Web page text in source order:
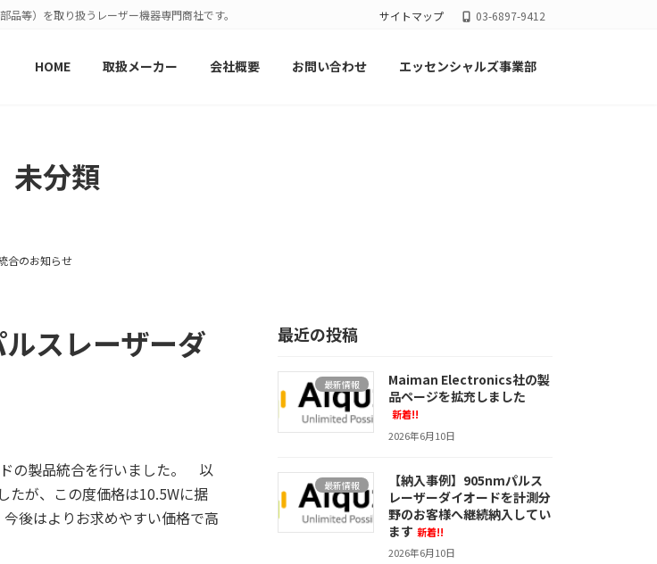
等）を取り扱うレーザー機器専門商社です。 サイトマップ 03-6897-9412
HOME 取扱メーカー 会社概要 お問い合わせ エッセンシャルズ事業部
未分類
合のお知らせ
スレーザーダ
の製品統合を行いました。 以
たが、この度価格は10.5Wに据
後はよりお求めやすい価格で高
最近の投稿
最新情報
Maiman Electronics社の製
品ページを拡充しました
新着!!
2026年6月10日
最新情報
【納入事例】905nmパルス
レーザーダイオードを計測分
野のお客様へ継続納入してい
ます 新着!!
2026年6月10日